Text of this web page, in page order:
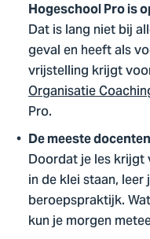
Hogeschool Pro is
Dat is lang niet bij
geval en heeft als
vrijstelling krijgt
Organisatie
Pro.
De meeste
Doordat je les krijgt
in de klei staan,
beroepspraktijk.
kun je morgen